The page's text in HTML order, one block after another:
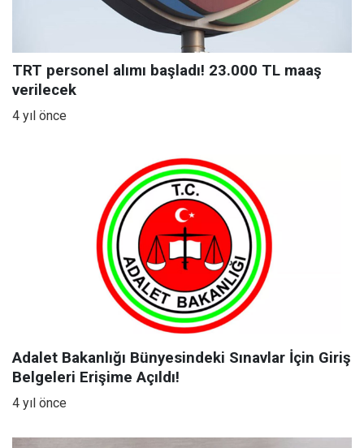
TRT personel alımı başladı! 23.000 TL maaş
verilecek
4 yıl önce
Adalet Bakanlığı Bünyesindeki Sınavlar İçin Giriş
Belgeleri Erişime Açıldı!
4 yıl önce